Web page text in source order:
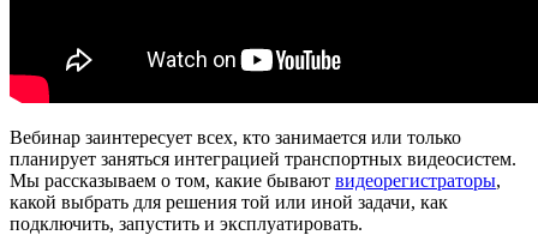
Вебинар заинтересует всех, кто занимается или только
планирует заняться интеграцией транспортных видеосистем.
Мы рассказываем о том, какие бывают видеорегистраторы,
какой выбрать для решения той или иной задачи, как
подключить, запустить и эксплуатировать.